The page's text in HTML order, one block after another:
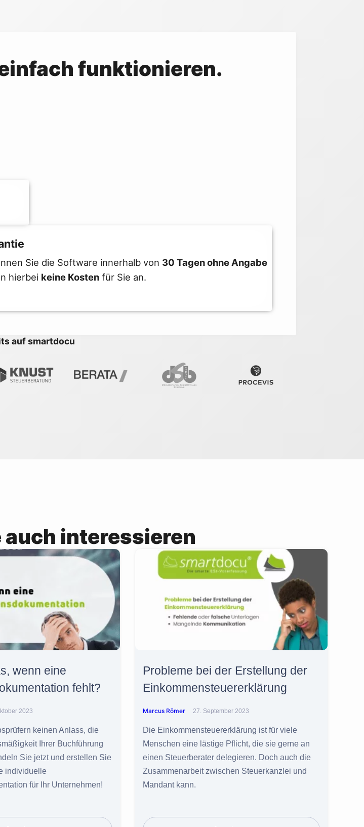
funktionieren.
Sie die Software innerhalb von 30 Tagen ohne Angabe
hierbei keine Kosten für Sie an.
auf smartdocu
auch interessieren
wenn eine
fehlt?
2023
keinen Anlass, die
Ihrer Buchführung
Sie jetzt und erstellen Sie
individuelle
für Ihr Unternehmen!
Probleme bei der Erstellung der
Einkommensteuererklärung
Marcus Römer 27. September 2023
Die Einkommensteuererklärung ist für viele
Menschen eine lästige Pflicht, die sie gerne an
einen Steuerberater delegieren. Doch auch die
Zusammenarbeit zwischen Steuerkanzlei und
Mandant kann.